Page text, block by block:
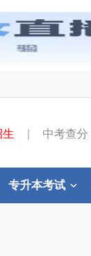
生 中考查分
专升本考试